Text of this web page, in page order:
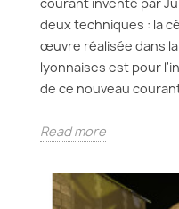
deux techniques : la
œuvre réalisée dans
lyonnaises est pour
de ce nouveau
Read more